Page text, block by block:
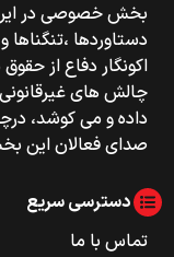
بخش خصوصی‌‌ در
دستاوردها ،تنگناها
اکونگار دفاع از
چالش های غیرقانونی
داده و می کوشد،
صدای فعالان این
دسترسی سریع
تماس با ما